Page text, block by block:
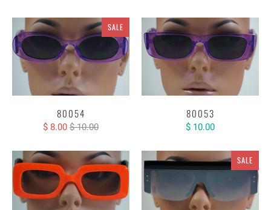
SALE
80054
$ 8.00 $ 10.00
80053
$ 10.00
SALE